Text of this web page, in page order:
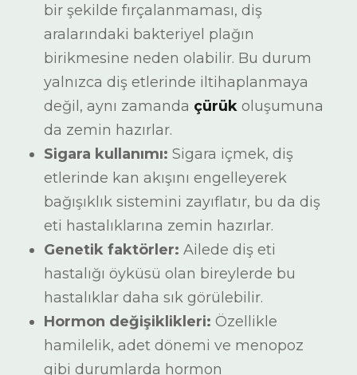
bir şekilde fırçalanmaması, diş
aralarındaki bakteriyel plağın
birikmesine neden olabilir. Bu durum
yalnızca diş etlerinde iltihaplanmaya
değil, aynı zamanda çürük oluşumuna
da zemin hazırlar.
Sigara kullanımı: Sigara içmek, diş
etlerinde kan akışını engelleyerek
bağışıklık sistemini zayıflatır, bu da diş
eti hastalıklarına zemin hazırlar.
Genetik faktörler: Ailede diş eti
hastalığı öyküsü olan bireylerde bu
hastalıklar daha sık görülebilir.
Hormon değişiklikleri: Özellikle
hamilelik, adet dönemi ve menopoz
gibi durumlarda hormon